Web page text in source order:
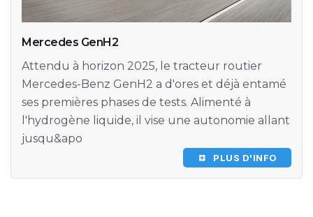
Mercedes GenH2
Attendu à horizon 2025, le tracteur routier
Mercedes-Benz GenH2 a d'ores et déjà entamé
ses premières phases de tests. Alimenté à
l'hydrogène liquide, il vise une autonomie allant
jusqu&apo
PLUS D'INFO